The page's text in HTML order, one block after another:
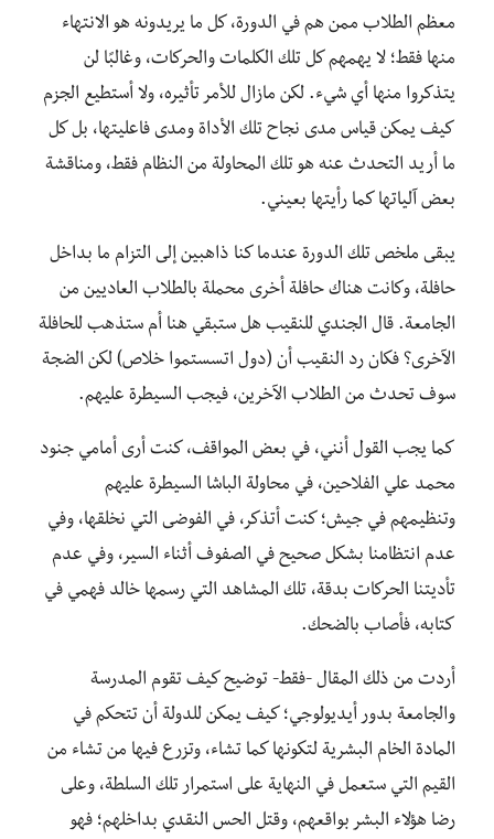
معظم الطلاب ممن هم في الدورة، كل ما يريدونه هو الانتهاء
منها فقط؛ لا يهمهم كل تلك الكلمات والحركات، وغالبًا لن
يتذكروا منها أي شيء. لكن مازال للأمر تأثيره، ولا أستطيع الجزم
كيف يمكن قياس مدى نجاح تلك الأداة ومدى فاعليتها، بل كل
ما أريد التحدث عنه هو تلك المحاولة من النظام فقط، ومناقشة
بعض آلياتها كما رأيتها بعيني.
يبقى ملخص تلك الدورة عندما كنا ذاهبين إلى التزام ما بداخل
حافلة، وكانت هناك حافلة أخرى محملة بالطلاب العاديين من
الجامعة. قال الجندي للنقيب هل ستبقي هنا أم ستذهب للحافلة
الآخرى؟ فكان رد النقيب أن (دول اتسستموا خلاص) لكن الضجة
سوف تحدث من الطلاب الآخرين، فيجب السيطرة عليهم.
كما يجب القول أنني، في بعض المواقف، كنت أرى أمامي جنود
محمد علي الفلاحين، في محاولة الباشا السيطرة عليهم
وتنظيمهم في جيش؛ كنت أتذكر، في الفوضى التي نخلقها، وفي
عدم انتظامنا بشكل صحيح في الصفوف أثناء السير، وفي عدم
تأديتنا الحركات بدقة، تلك المشاهد التي رسمها خالد فهمي في
كتابه، فأصاب بالضحك.
أردت من ذلك المقال -فقط- توضيح كيف تقوم المدرسة
والجامعة بدور أيديولوجي؛ كيف يمكن للدولة أن تتحكم في
المادة الخام البشرية لتكونها كما تشاء، وتزرع فيها من تشاء من
القيم التي ستعمل في النهاية على استمرار تلك السلطة، وعلى
رضا هؤلاء البشر بواقعهم، وقتل الحس النقدي بداخلهم؛ فهو